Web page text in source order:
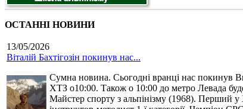
ОСТАННІ НОВИНИ
13/05/2026
Віталій Бахтігозін покинув нас...
Сумна новина. Сьогодні вранці нас покинув
ХТЗ о10:00. Також о 10:00 до метро Левада
Майстер спорту з альпінізму (1968). Перший